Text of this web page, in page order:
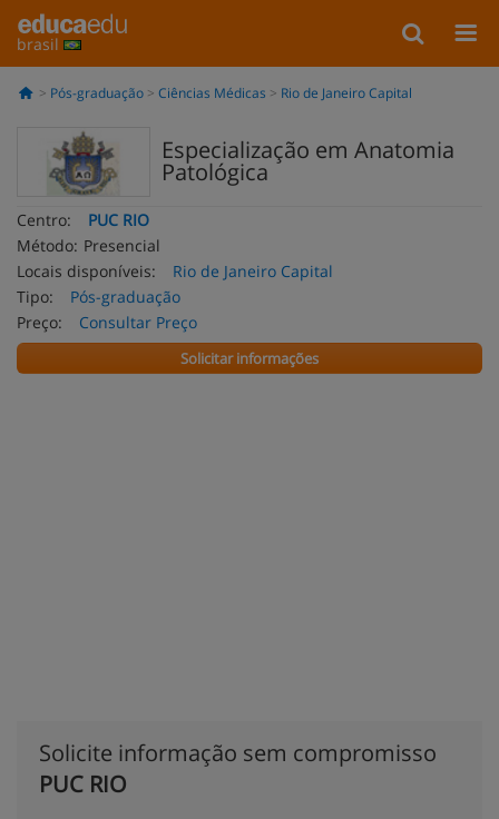
brasil
Pós-graduação Ciências Médicas Rio de Janeiro Capital
Especialização em Anatomia
Patológica
Centro:
PUC RIO
Método: Presencial
Locais disponíveis:
Rio de Janeiro Capital
Tipo:
Pós-graduação
Preço:
Consultar Preço
Solicitar informações
Solicite informação sem compromisso
PUC RIO